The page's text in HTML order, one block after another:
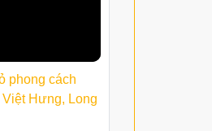
phong cách
Hưng, Long